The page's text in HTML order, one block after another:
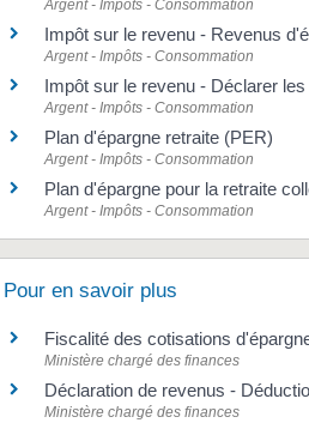
Argent - Impôts - Consommation
Impôt sur le revenu - Revenus
Argent - Impôts - Consommation
Impôt sur le revenu - Déclarer
Argent - Impôts - Consommation
Plan d'épargne retraite (PER)
Argent - Impôts - Consommation
Plan d'épargne pour la retraite
Argent - Impôts - Consommation
Pour en savoir plus
Fiscalité des cotisations
Ministère chargé des finances
Déclaration de revenus -
Ministère chargé des finances